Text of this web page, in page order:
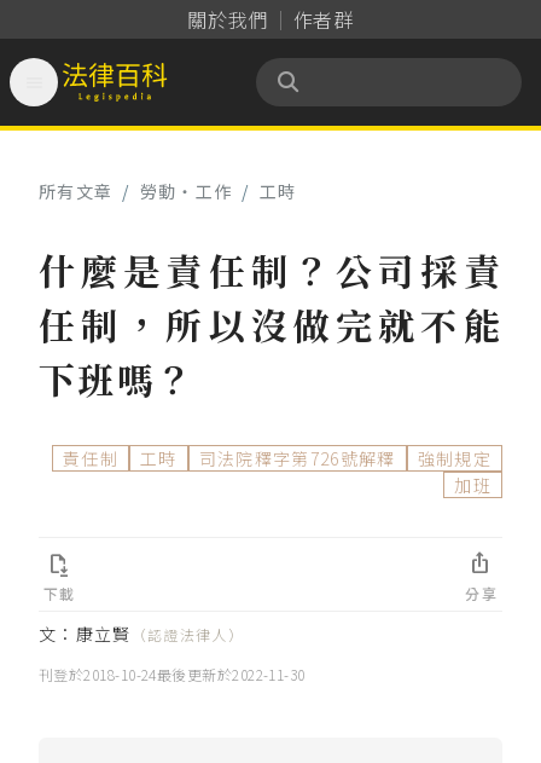
關於我們 作者群
法律百科 Legispedia
所有文章 / 勞動‧工作 / 工時
什麼是責任制？公司採責
任制，所以沒做完就不能
下班嗎？
責任制 工時 司法院釋字第726號解釋
強制規定
加班
文： 康立賢 （認證法律人）
刊登於2018-10-24最後更新於2022-11-30
下載

分享
